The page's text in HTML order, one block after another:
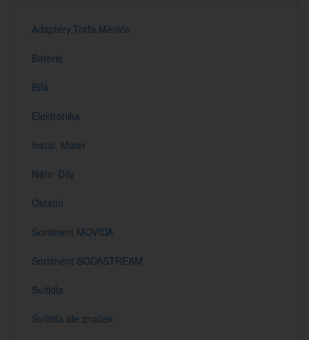
Adaptéry,Trafa,Měniče
Baterie
Bílá
Elektronika
Instal. Mater
Náhr. Díly
Ostatní
Sortiment MOVIDA
Sortiment SODASTREAM
Svítidla
Svítidla dle značek